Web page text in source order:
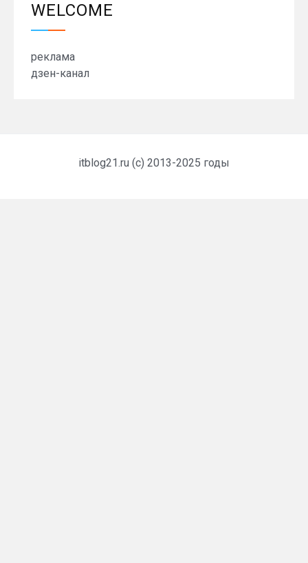
WELCOME
реклама
дзен-канал
itblog21.ru (c) 2013-2025 годы